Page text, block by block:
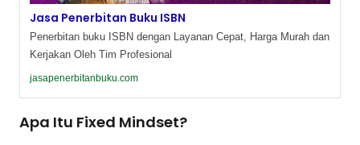
Jasa Penerbitan Buku ISBN
Penerbitan buku ISBN dengan Layanan Cepat, Harga Murah dan
Kerjakan Oleh Tim Profesional
jasapenerbitanbuku.com
Apa Itu Fixed Mindset?